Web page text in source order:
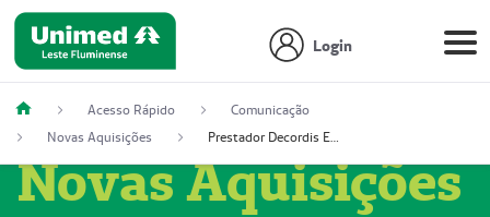
Login
Acesso Rápido
Comunicação
Novas Aquisições
Prestador Decordis Exames Cardiológicos LTDA (51004346-0)
Novas Aquisições